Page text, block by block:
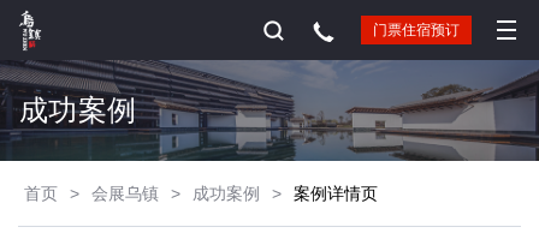
门票住宿预订
成功案例
首页 > 会展乌镇 > 成功案例 > 案例详情页